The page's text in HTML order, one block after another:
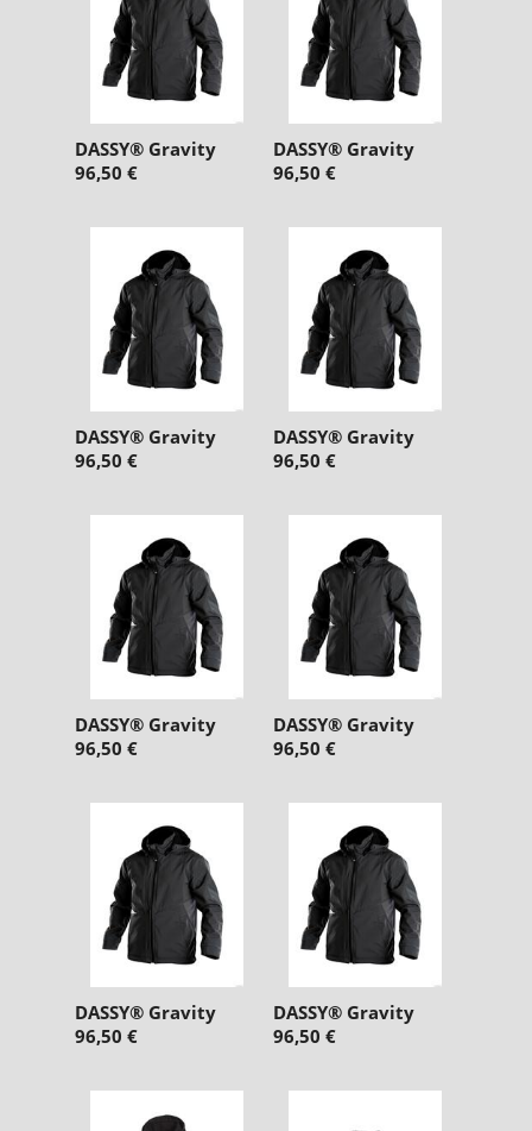
DASSY® Gravity
96,50 €
DASSY® Gravity
96,50 €
DASSY® Gravity
96,50 €
DASSY® Gravity
96,50 €
DASSY® Gravity
96,50 €
DASSY® Gravity
96,50 €
DASSY® Gravity
96,50 €
DASSY® Gravity
96,50 €